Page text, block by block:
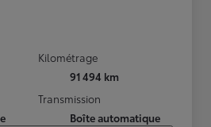
Kilométrage
91 494 km
Transmission
Boîte automatique